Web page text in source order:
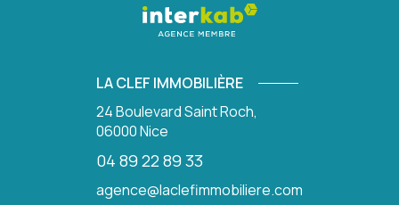
LA CLEF IMMOBILIÈRE
24 Boulevard Saint Roch,
06000Nice
04 89 22 89 33
agence@laclefimmobiliere.com